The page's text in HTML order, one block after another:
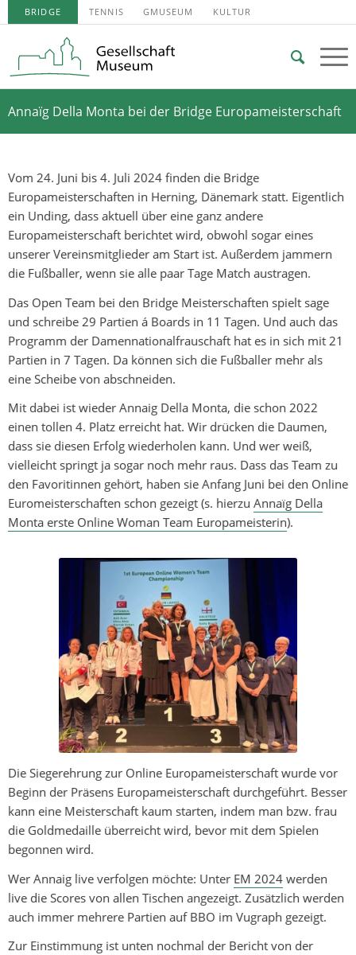
BRIDGE TENNIS GMUSEUM KULTUR
Annaïg Della Monta bei der Bridge Europameisterschaft
Vom 24. Juni bis 4. Juli 2024 finden die Bridge
Europameisterschaften in Herning, Dänemark statt. Eigentlich
ein Unding, dass aktuell über eine ganz andere
Europameisterschaft berichtet wird, obwohl sogar eines
unserer Vereinsmitglieder am Start ist. Außerdem jammern
die Fußballer, wenn sie alle paar Tage Match austragen.
Das Open Team bei den Bridge Meisterschaften spielt sage
und schreibe 29 Partien á Boards in 11 Tagen. Und auch das
Programm der Damennationalfrauschaft hat es in sich mit 21
Partien in 7 Tagen. Da können sich die Fußballer mehr als
eine Scheibe von abschneiden.
Mit dabei ist wieder Annaig Della Monta, die schon 2022
einen tollen 4. Platz erreicht hat. Wir drücken die Daumen,
dass sie diesen Erfolg wiederholen kann. Und wer weiß,
vielleicht springt ja sogar noch mehr raus. Dass das Team zu
den Favoritinnen gehört, haben sie Anfang Juni bei den Online
Euromeisterschaften schon gezeigt (s. hierzu Annaïg Della
Monta erste Online Woman Team Europameisterin).
Die Siegerehrung zur Online Europameisterschaft wurde vor
Beginn der Präsens Europameisterschaft durchgeführt. Besser
kann eine Meisterschaft kaum starten, indem man bzw. frau
die Goldmedaille überreicht wird, bevor mit dem Spielen
begonnen wird.
Wer Annaig live verfolgen möchte: Unter EM 2024 werden
live die Scores von allen Tischen angezeigt. Zusätzlich werden
auch immer mehrere Partien auf BBO im Vugraph gezeigt.
Zur Einstimmung ist unten nochmal der Bericht von der